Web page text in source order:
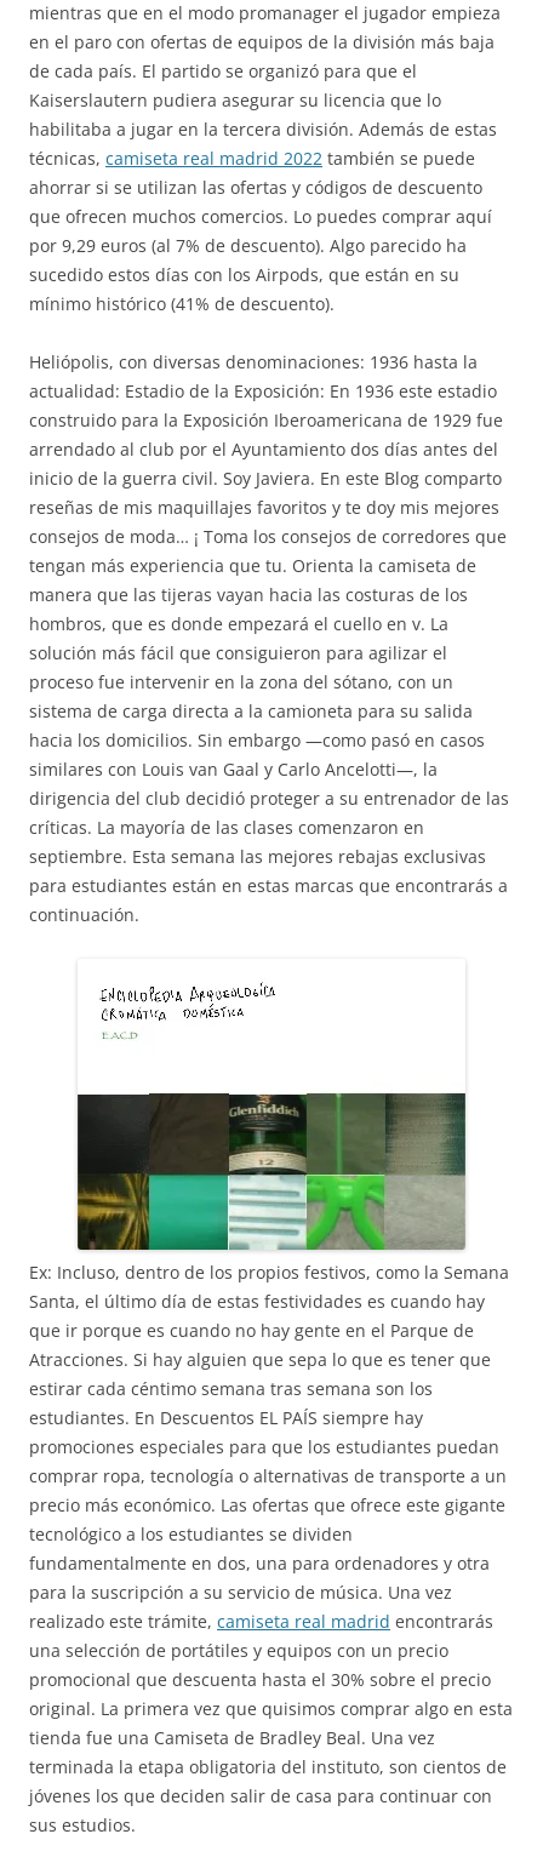
mientras que en el modo promanager el jugador empieza
en el paro con ofertas de equipos de la división más baja
de cada país. El partido se organizó para que el
Kaiserslautern pudiera asegurar su licencia que lo
habilitaba a jugar en la tercera división. Además de estas
técnicas, camiseta real madrid 2022 también se puede
ahorrar si se utilizan las ofertas y códigos de descuento
que ofrecen muchos comercios. Lo puedes comprar aquí
por 9,29 euros (al 7% de descuento). Algo parecido ha
sucedido estos días con los Airpods, que están en su
mínimo histórico (41% de descuento).
Heliópolis, con diversas denominaciones: 1936 hasta la
actualidad: Estadio de la Exposición: En 1936 este estadio
construido para la Exposición Iberoamericana de 1929 fue
arrendado al club por el Ayuntamiento dos días antes del
inicio de la guerra civil. Soy Javiera. En este Blog comparto
reseñas de mis maquillajes favoritos y te doy mis mejores
consejos de moda… ¡ Toma los consejos de corredores que
tengan más experiencia que tu. Orienta la camiseta de
manera que las tijeras vayan hacia las costuras de los
hombros, que es donde empezará el cuello en v. La
solución más fácil que consiguieron para agilizar el
proceso fue intervenir en la zona del sótano, con un
sistema de carga directa a la camioneta para su salida
hacia los domicilios. Sin embargo —como pasó en casos
similares con Louis van Gaal y Carlo Ancelotti—, la
dirigencia del club decidió proteger a su entrenador de las
críticas. La mayoría de las clases comenzaron en
septiembre. Esta semana las mejores rebajas exclusivas
para estudiantes están en estas marcas que encontrarás a
continuación.
Ex: Incluso, dentro de los propios festivos, como la Semana
Santa, el último día de estas festividades es cuando hay
que ir porque es cuando no hay gente en el Parque de
Atracciones. Si hay alguien que sepa lo que es tener que
estirar cada céntimo semana tras semana son los
estudiantes. En Descuentos EL PAÍS siempre hay
promociones especiales para que los estudiantes puedan
comprar ropa, tecnología o alternativas de transporte a un
precio más económico. Las ofertas que ofrece este gigante
tecnológico a los estudiantes se dividen
fundamentalmente en dos, una para ordenadores y otra
para la suscripción a su servicio de música. Una vez
realizado este trámite, camiseta real madrid encontrarás
una selección de portátiles y equipos con un precio
promocional que descuenta hasta el 30% sobre el precio
original. La primera vez que quisimos comprar algo en esta
tienda fue una Camiseta de Bradley Beal. Una vez
terminada la etapa obligatoria del instituto, son cientos de
jóvenes los que deciden salir de casa para continuar con
sus estudios.